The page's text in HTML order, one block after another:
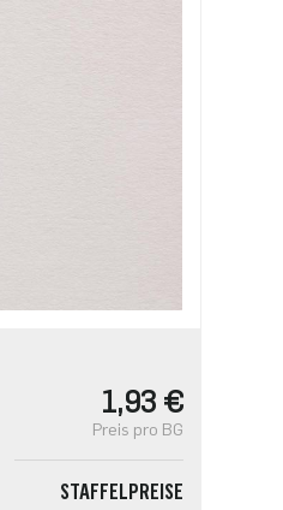
1,93 €
Preis pro BG
STAFFELPREISE